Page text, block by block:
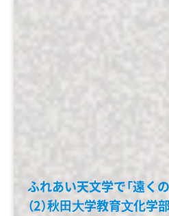
ふれあい天文学で「遠く
（2）秋⽥⼤学教育⽂化学